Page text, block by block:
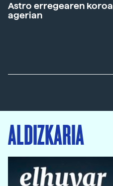
Astro erregearen koroa
agerian
ALDIZKARIA